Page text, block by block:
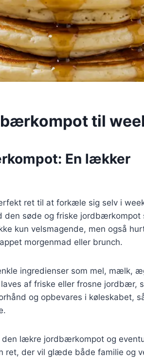
til
En lækker
ret til at forkæle sig selv i
den søde og friske jordbærkompot
kun velsmagende, men også
morgenmad eller brunch.
ingredienser som mel, mælk,
af friske eller frosne jordbær,
og opbevares i køleskabet,
den lækre jordbærkompot og
der vil glæde både familie og